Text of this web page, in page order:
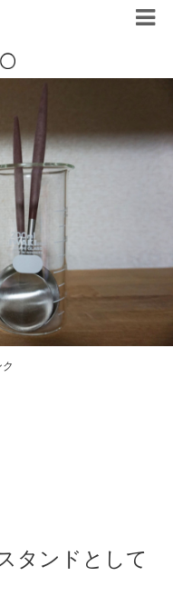
タンドとして